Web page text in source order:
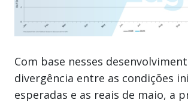
Com base nesses
divergência entre as condições
esperadas e as reais de maio, a